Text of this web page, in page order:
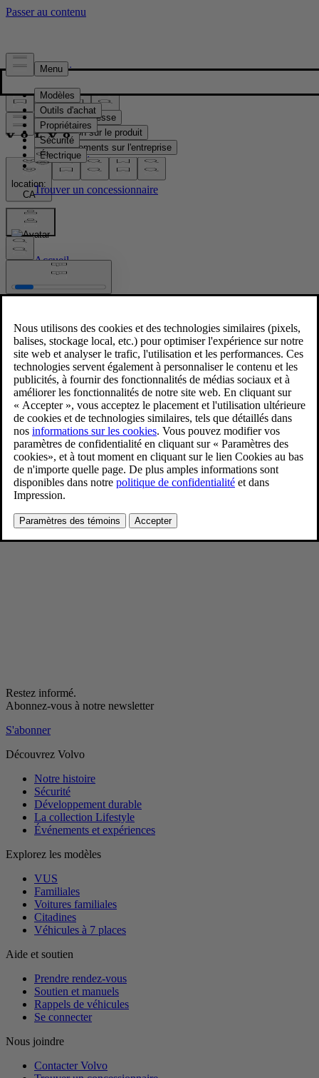
Presse & Médias
Matériel de presse
Information sur le produit
Renseignements sur l'entreprise
Contacts médias
location:
CA
Images
Accueil
New Volvo XC90 Lifestyle
9/4/2024
Favoris
Partager
Télécharger
New Volvo XC90 Lifestyle
Pour consulter toute l’information sur les droits d’auteur, cliquez ici